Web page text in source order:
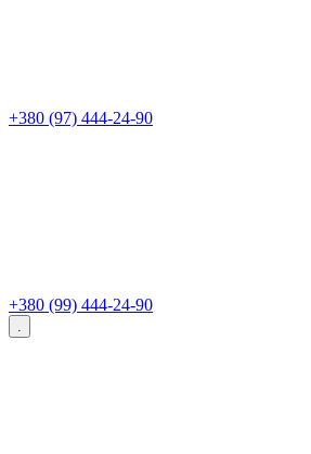
+380 (97) 444-24-90
+380 (99) 444-24-90
.